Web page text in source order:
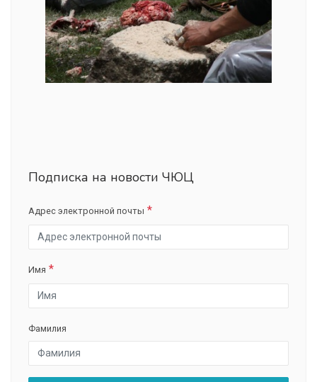
Подписка на новости ЧЮЦ
Адрес электронной почты
Имя
Фамилия